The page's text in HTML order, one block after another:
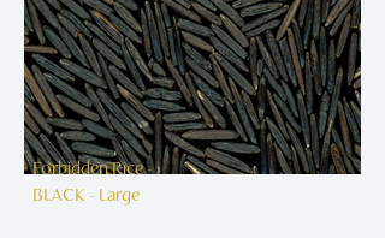
Forbidden Rice -
BLACK - Large